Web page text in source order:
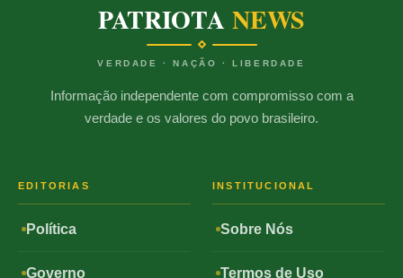
PATRIOTANEWS
VERDADE · NAÇÃO · LIBERDADE
Informação independente com compromisso com a
verdade e os valores do povo brasileiro.
EDITORIAS
Política
Governo
INSTITUCIONAL
Sobre Nós
Termos de Uso